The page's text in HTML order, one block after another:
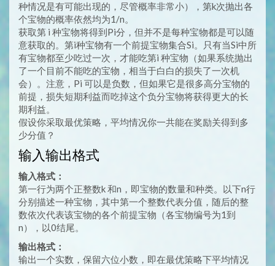
种情况是有可能出现的，尽管概率非常小），第k次抛出各
个宝物的概率依然均为1/n。
获取第 i 种宝物将得到Pi分，但并不是每种宝物都是可以随
意获取的。第i种宝物有一个前提宝物集合Si。只有当Si中所
有宝物都至少吃过一次，才能吃第i 种宝物（如果系统抛出
了一个目前不能吃的宝物，相当于白白的损失了一次机
会）。注意，Pi 可以是负数，但如果它是很多高分宝物的
前提，损失短期利益而吃掉这个负分宝物将获得更大的长
期利益。
假设你采取最优策略，平均情况你一共能在奖励关得到多
少分值？
输入输出格式
输入格式：
第一行为两个正整数k 和n，即宝物的数量和种类。以下n行
分别描述一种宝物，其中第一个整数代表分值，随后的整
数依次代表该宝物的各个前提宝物（各宝物编号为1到
n），以0结尾。
输出格式：
输出一个实数，保留六位小数，即在最优策略下平均情况